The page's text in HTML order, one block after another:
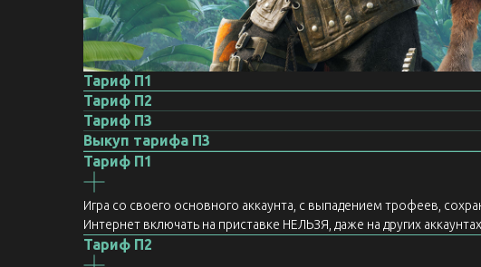
Тариф П1
Тариф П2
Тариф П3
Выкуп тарифа П3
Тариф П1
Игра со своего основного аккаунта, с выпадением трофеев,
Интернет включать на приставке НЕЛЬЗЯ, даже на других
Тариф П2